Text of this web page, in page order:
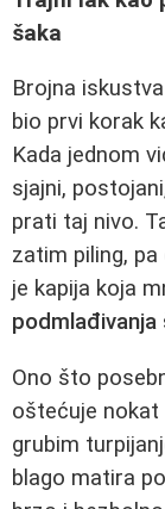
šaka
Brojna
bio prvi korak
Kada jednom
sjajni,
prati taj nivo.
zatim piling,
je kapija koja
podmlađivanja
Ono što
oštećuje nokat
grubim
blago matira